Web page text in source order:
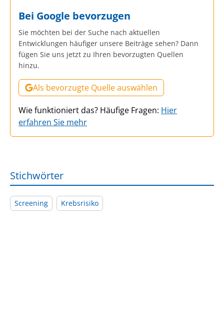
Bei Google bevorzugen
Sie möchten bei der Suche nach aktuellen
Entwicklungen häufiger unsere Beiträge sehen? Dann
fügen Sie uns jetzt zu Ihren bevorzugten Quellen
hinzu.
Als bevorzugte Quelle auswählen
Wie funktioniert das? Häufige Fragen: Hier
erfahren Sie mehr
Stichwörter
Screening Krebsrisiko